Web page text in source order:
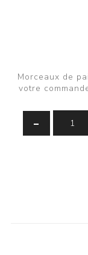
Morceaux de
votre
-